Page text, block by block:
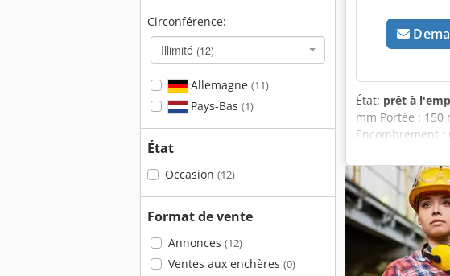
Circonférence:
Illimité (12)
Allemagne (11)
Pays-Bas (1)
État
Occasion (12)
Format de vente
Annonces (12)
Ventes aux enchères (0)
État: prêt à
mm Portée : 150
Encombrement :